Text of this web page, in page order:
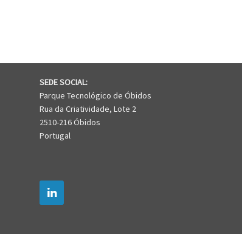
SEDE SOCIAL:
Parque Tecnológico de Óbidos
Rua da Criatividade, Lote 2
2510-216 Óbidos
Portugal